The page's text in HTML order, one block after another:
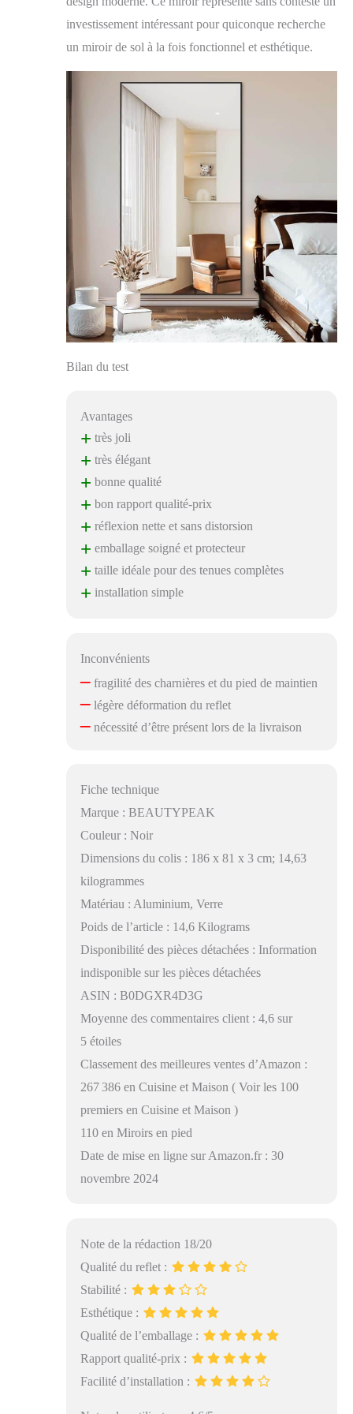
investissement intéressant pour quiconque recherche
un miroir de sol à la fois fonctionnel et esthétique.
Bilan du test
Avantages
+ très joli
+ très élégant
+ bonne qualité
+ bon rapport qualité-prix
+ réflexion nette et sans distorsion
+ emballage soigné et protecteur
+ taille idéale pour des tenues complètes
+ installation simple
Inconvénients
–fragilité des charnières et du pied de maintien
–légère déformation du reflet
–nécessité d’être présent lors de la livraison
Fiche technique
Marque : BEAUTYPEAK
Couleur : Noir
Dimensions du colis : 186 x 81 x 3 cm; 14,63
kilogrammes
Matériau : Aluminium, Verre
Poids de l’article : 14,6 Kilograms
Disponibilité des pièces détachées : Information
indisponible sur les pièces détachées
ASIN : B0DGXR4D3G
Moyenne des commentaires client : 4,6 sur
5 étoiles
Classement des meilleures ventes d’Amazon :
267 386 en Cuisine et Maison ( Voir les 100
premiers en Cuisine et Maison )
110 en Miroirs en pied
Date de mise en ligne sur Amazon.fr : 30
novembre 2024
Note de la rédaction 18/20
Qualité du reflet :
Stabilité :
Esthétique :
Qualité de l’emballage :
Rapport qualité-prix :
Facilité d’installation :